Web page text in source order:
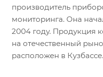
производитель
мониторинга. Она
2004 году. Продукция
на отечественный
расположен в Кузбассе.